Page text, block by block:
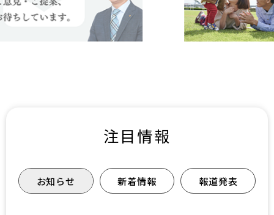
注目情報
お知らせ 新着情報 報道発表